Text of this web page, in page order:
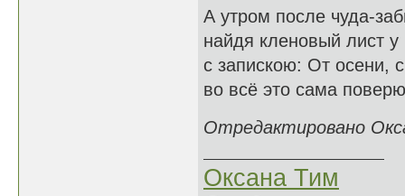
А утром после чуда-
найдя кленовый лист у
с запискою: От осени,
во всё это сама
Отредактировано
Оксана Тим